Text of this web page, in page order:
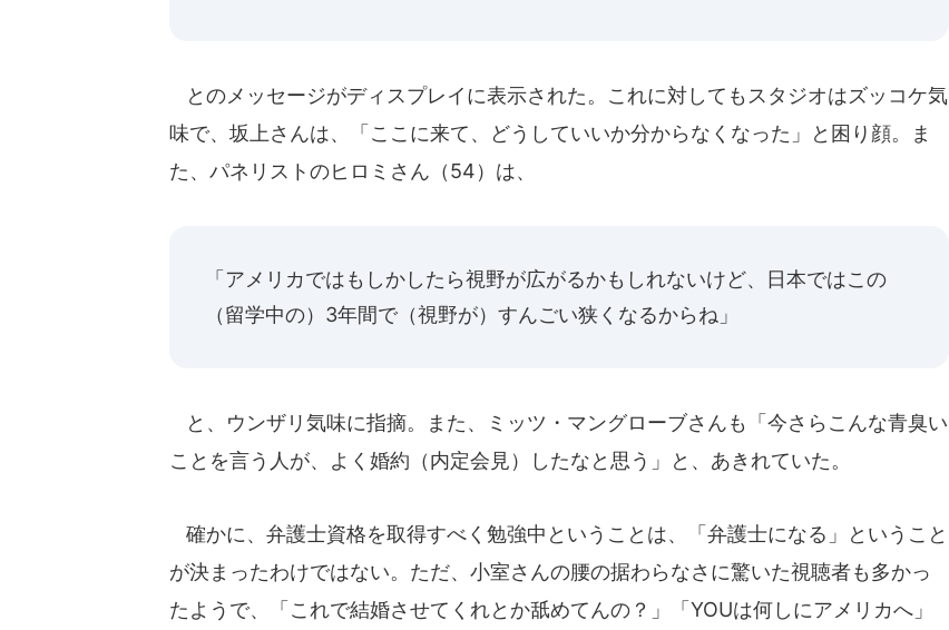
とのメッセージがディスプレイに表示された。これに対してもスタジオはズッコケ気
味で、坂上さんは、「ここに来て、どうしていいか分からなくなった」と困り顔。ま
た、パネリストのヒロミさん（54）は、
「アメリカではもしかしたら視野が広がるかもしれないけど、日本ではこの
（留学中の）3年間で（視野が）すんごい狭くなるからね」
と、ウンザリ気味に指摘。また、ミッツ・マングローブさんも「今さらこんな青臭い
ことを言う人が、よく婚約（内定会見）したなと思う」と、あきれていた。
確かに、弁護士資格を取得すべく勉強中ということは、「弁護士になる」ということ
が決まったわけではない。ただ、小室さんの腰の据わらなさに驚いた視聴者も多かっ
たようで、「これで結婚させてくれとか舐めてんの？」「YOUは何しにアメリカへ」